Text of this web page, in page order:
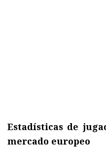
Estadísticas de
mercado europeo